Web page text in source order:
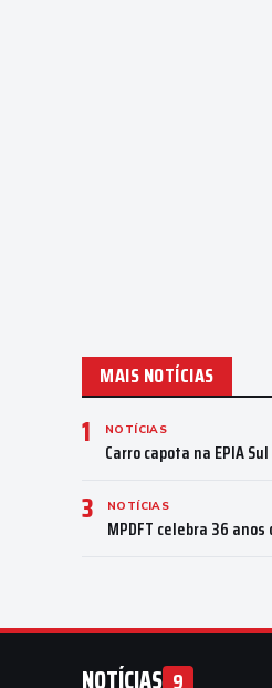
MAIS NOTÍCIAS
1 NOTÍCIAS
Carro capota na EPIA
3 NOTÍCIAS
MPDFT celebra 36
9